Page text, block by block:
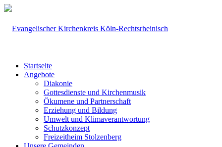
Startseite
Angebote
Diakonie
Gottesdienste und Kirchenmusik
Ökumene und Partnerschaft
Erziehung und Bildung
Umwelt und Klimaverantwortung
Schutzkonzept
Freizeitheim Stolzenberg